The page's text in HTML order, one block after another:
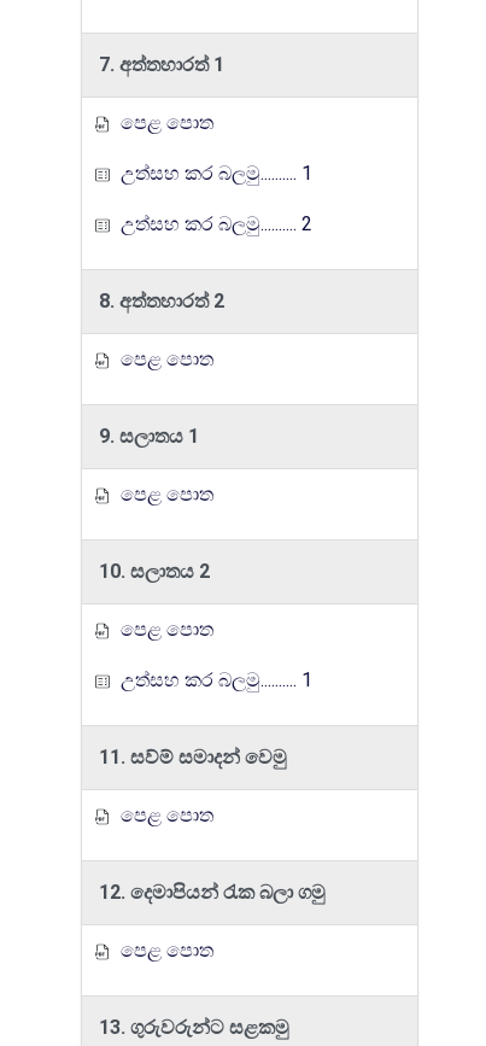
7. අත්තහාරත් 1
පෙළ පොත
උත්සහ කර බලමු.......... 1
උත්සහ කර බලමු.......... 2
8. අත්තහාරත් 2
පෙළ පොත
9. සලාතය 1
පෙළ පොත
10. සලාතය 2
පෙළ පොත
උත්සහ කර බලමු.......... 1
11. සව්ම් සමාදන් වෙමු
පෙළ පොත
12. දෙමාපියන් රැක බලා ගමු
පෙළ පොත
13. ගුරුවරුන්ට සළකමු